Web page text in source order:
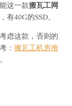
这一款搬瓦工网
，有40G的SSD。
虑这款，否则的
： 搬瓦工机房推
。